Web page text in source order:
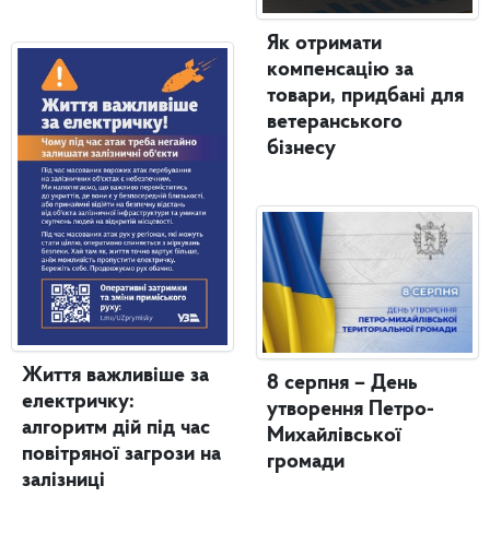
Життя важливіше за
електричку:
алгоритм дій під час
повітряної загрози на
залізниці
Як отримати
компенсацію за
товари, придбані для
ветеранського
бізнесу
8 серпня – День
утворення Петро-
Михайлівської
громади